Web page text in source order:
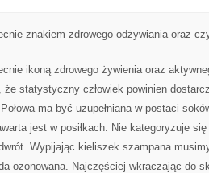
znakiem zdrowego odżywiania oraz
ikoną zdrowego żywienia oraz
że statystyczny człowiek powinien
ma być uzupełniana w postaci
jest w posiłkach. Nie kategoryzuje
Wypijając kieliszek szampana
ozonowana. Najczęściej wkraczając do